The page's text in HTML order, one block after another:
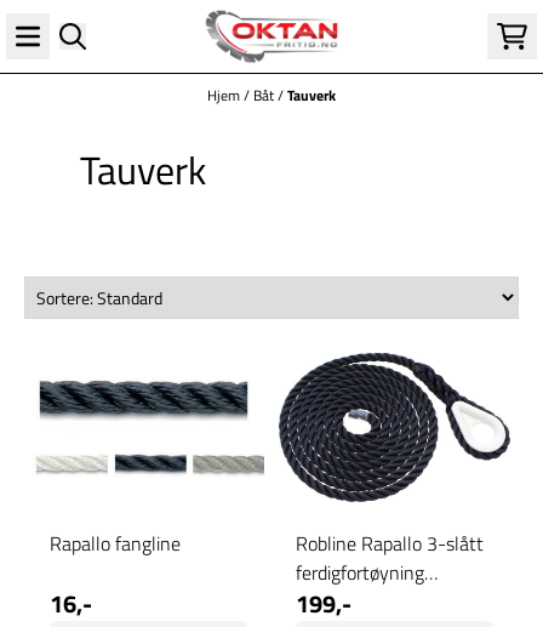
Hopp til innhold
Hjem/ Båt/Tauverk
Tauverk
Rapallo fangline
16,-
Robline Rapallo 3-slått
ferdigfortøyning
m/kause
199,-